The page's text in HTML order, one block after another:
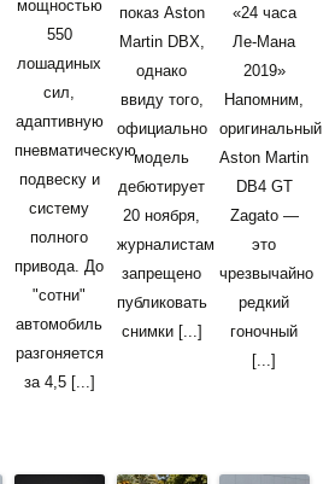
мощностью
550
лошадиных
сил,
адаптивную
пневматическую
подвеску и
систему
полного
привода. До
"сотни"
автомобиль
разгоняется
за 4,5 [...]
показ Aston
Martin DBX,
однако
ввиду того,
официально
модель
дебютирует
20 ноября,
журналистам
запрещено
публиковать
снимки [...]
«24 часа
Ле-Мана
2019»
Напомним,
оригинальный
Aston Martin
DB4 GT
Zagato —
это
чрезвычайно
редкий
гоночный
[...]